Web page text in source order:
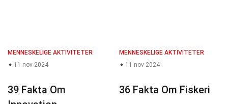
MENNESKELIGE AKTIVITETER
11 nov 2024
39 Fakta Om
MENNESKELIGE AKTIVITETER
11 nov 2024
36 Fakta Om Fiskeri